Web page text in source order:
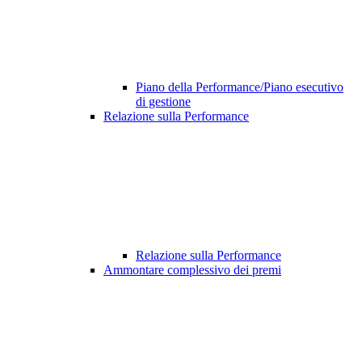
Piano della Performance/Piano esecutivo
di gestione
Relazione sulla Performance
Relazione sulla Performance
Ammontare complessivo dei premi